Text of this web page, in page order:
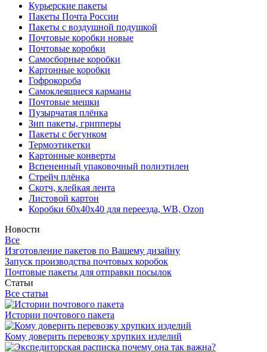
Курьерские пакеты
Пакеты Почта России
Пакеты с воздушной подушкой
Почтовые коробки новые
Почтовые коробки
Самосборные коробки
Картонные коробки
Гофрокороба
Самоклеящиеся карманы
Почтовые мешки
Пузырчатая плёнка
Зип пакеты, грипперы
Пакеты с бегунком
Термоэтикетки
Картонные конверты
Вспененный упаковочный полиэтилен
Стрейч плёнка
Скотч, клейкая лента
Листовой картон
Коробки 60х40х40 для переезда, WB, Ozon
Новости
Все
Изготовление пакетов по Вашему дизайну
Запуск производства почтовых коробок
Почтовые пакеты для отправки посылок
Статьи
Все статьи
Истории почтового пакета
Кому доверить перевозку хрупких изделий